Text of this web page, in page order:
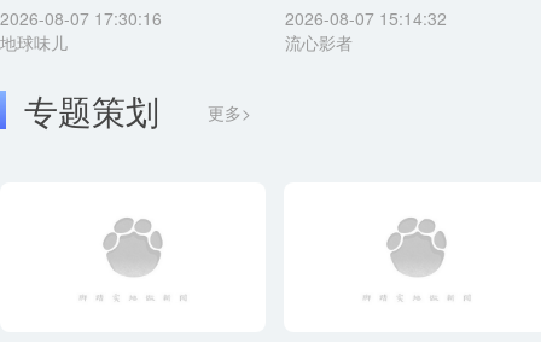
2026-08-07 17:30:16
地球味儿
2026-08-07 15:14:32
流心影者
专题策划 更多>